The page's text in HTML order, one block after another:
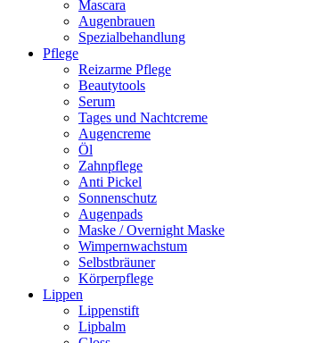
Mascara
Augenbrauen
Spezialbehandlung
Pflege
Reizarme Pflege
Beautytools
Serum
Tages und Nachtcreme
Augencreme
Öl
Zahnpflege
Anti Pickel
Sonnenschutz
Augenpads
Maske / Overnight Maske
Wimpernwachstum
Selbstbräuner
Körperpflege
Lippen
Lippenstift
Lipbalm